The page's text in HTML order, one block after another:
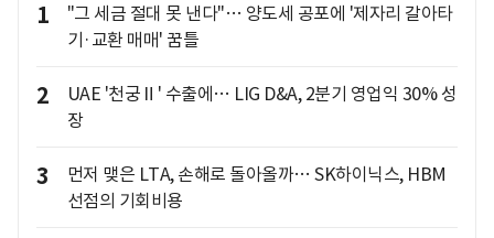
1
"그 세금 절대 못 낸다"… 양도세 공포에 '제자리 갈아타
기·교환 매매' 꿈틀
2
UAE '천궁Ⅱ' 수출에… LIG D&A, 2분기 영업익 30% 성
장
3
먼저 맺은 LTA, 손해로 돌아올까… SK하이닉스, HBM
선점의 기회비용